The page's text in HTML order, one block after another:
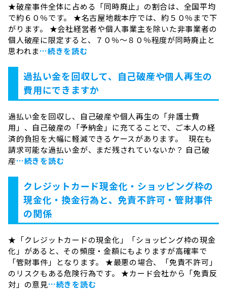
★破産事件全体に占める「同時廃止」の割合は、全国平均
で約６０％です。 ★名古屋地裁本庁では、約５０％まで下
がります。 ★会社経営者や個人事業主を除いた非事業者の
個人破産に限定すると、７０％～８０％程度が同時廃止と
思われま…続きを読む
過払い金を回収して、自己破産や個人再生の
費用にできますか
過払い金を回収し、自己破産や個人再生の「弁護士費
用」、自己破産の「予納金」に充てることで、ご本人の経
済的負担を大幅に軽減できるケースがあります。 現在も
請求可能な過払い金が、まだ残されていないか？ 自己破
産…続きを読む
クレジットカード現金化・ショッピング枠の
現金化・換金行為と、免責不許可・管財事件
の関係
★「クレジットカードの現金化」「ショッピング枠の現金
化」があると、その頻度・金額にもよりますが高確率で
「管財事件」となります。 ★最悪の場合、「免責不許可」
のリスクもある危険行為です。 ★カード会社から「免責反
対」の意見…続きを読む